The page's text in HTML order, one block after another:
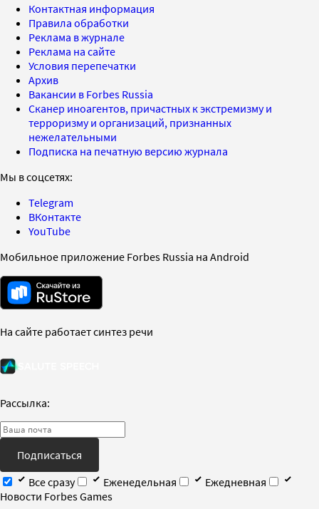
Контактная информация
Правила обработки
Реклама в журнале
Реклама на сайте
Условия перепечатки
Архив
Вакансии в Forbes Russia
Сканер иноагентов, причастных к экстремизму и
терроризму и организаций, признанных
нежелательными
Подписка на печатную версию журнала
Мы в соцсетях:
Telegram
ВКонтакте
YouTube
Мобильное приложение Forbes Russia на Android
На сайте работает синтез речи
Рассылка:
Подписаться
Все сразу
Еженедельная
Ежедневная
Новости Forbes Games